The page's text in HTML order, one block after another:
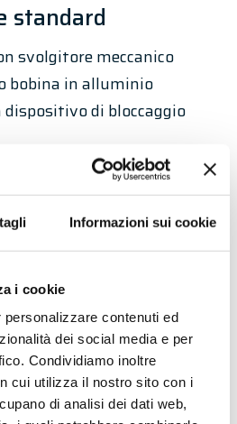
Informazioni sui cookie
i cookie
contenuti ed
dei social media e per
Condividiamo inoltre
cui utilizza il nostro sito con i
di analisi dei dati web,
standard
svolgitore meccanico
bobina in alluminio
di bloccaggio
siliconato
dispositivo di blocco
integrazione modulo di
Zebra®, Car Valentin®,
con braccio rotante 90°
separata con cassetta in
oppure inox, display con
ciclo di
parametri regolabili per